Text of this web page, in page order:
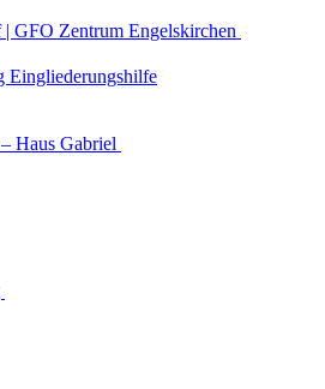
GFO Zentrum Engelskirchen
Eingliederungshilfe
Haus Gabriel